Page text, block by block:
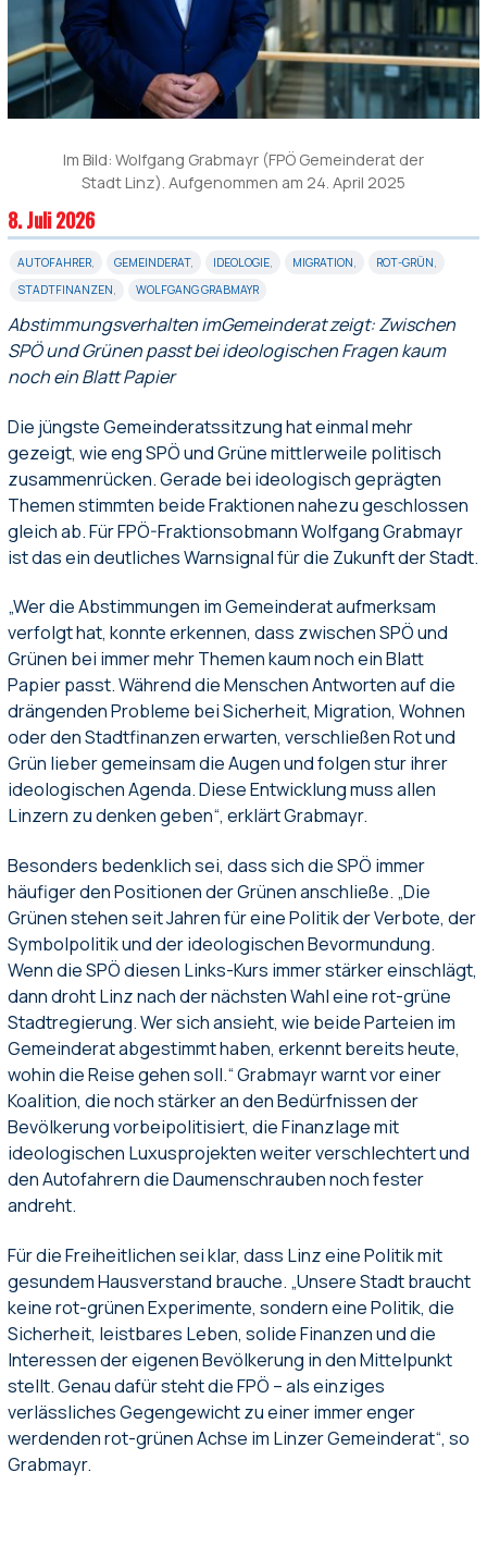
Im Bild: Wolfgang Grabmayr (FPÖ Gemeinderat der
Stadt Linz). Aufgenommen am 24. April 2025
8. Juli 2026
AUTOFAHRER, GEMEINDERAT, IDEOLOGIE, MIGRATION, ROT-GRÜN,
STADTFINANZEN, WOLFGANG GRABMAYR
Abstimmungsverhalten imGemeinderat zeigt: Zwischen
SPÖ und Grünen passt bei ideologischen Fragen kaum
noch ein Blatt Papier
Die jüngste Gemeinderatssitzung hat einmal mehr
gezeigt, wie eng SPÖ und Grüne mittlerweile politisch
zusammenrücken. Gerade bei ideologisch geprägten
Themen stimmten beide Fraktionen nahezu geschlossen
gleich ab. Für FPÖ-Fraktionsobmann Wolfgang Grabmayr
ist das ein deutliches Warnsignal für die Zukunft der Stadt.
„Wer die Abstimmungen im Gemeinderat aufmerksam
verfolgt hat, konnte erkennen, dass zwischen SPÖ und
Grünen bei immer mehr Themen kaum noch ein Blatt
Papier passt. Während die Menschen Antworten auf die
drängenden Probleme bei Sicherheit, Migration, Wohnen
oder den Stadtfinanzen erwarten, verschließen Rot und
Grün lieber gemeinsam die Augen und folgen stur ihrer
ideologischen Agenda. Diese Entwicklung muss allen
Linzern zu denken geben“, erklärt Grabmayr.
Besonders bedenklich sei, dass sich die SPÖ immer
häufiger den Positionen der Grünen anschließe. „Die
Grünen stehen seit Jahren für eine Politik der Verbote, der
Symbolpolitik und der ideologischen Bevormundung.
Wenn die SPÖ diesen Links-Kurs immer stärker einschlägt,
dann droht Linz nach der nächsten Wahl eine rot-grüne
Stadtregierung. Wer sich ansieht, wie beide Parteien im
Gemeinderat abgestimmt haben, erkennt bereits heute,
wohin die Reise gehen soll.“ Grabmayr warnt vor einer
Koalition, die noch stärker an den Bedürfnissen der
Bevölkerung vorbeipolitisiert, die Finanzlage mit
ideologischen Luxusprojekten weiter verschlechtert und
den Autofahrern die Daumenschrauben noch fester
andreht.
Für die Freiheitlichen sei klar, dass Linz eine Politik mit
gesundem Hausverstand brauche. „Unsere Stadt braucht
keine rot-grünen Experimente, sondern eine Politik, die
Sicherheit, leistbares Leben, solide Finanzen und die
Interessen der eigenen Bevölkerung in den Mittelpunkt
stellt. Genau dafür steht die FPÖ – als einziges
verlässliches Gegengewicht zu einer immer enger
werdenden rot-grünen Achse im Linzer Gemeinderat“, so
Grabmayr.